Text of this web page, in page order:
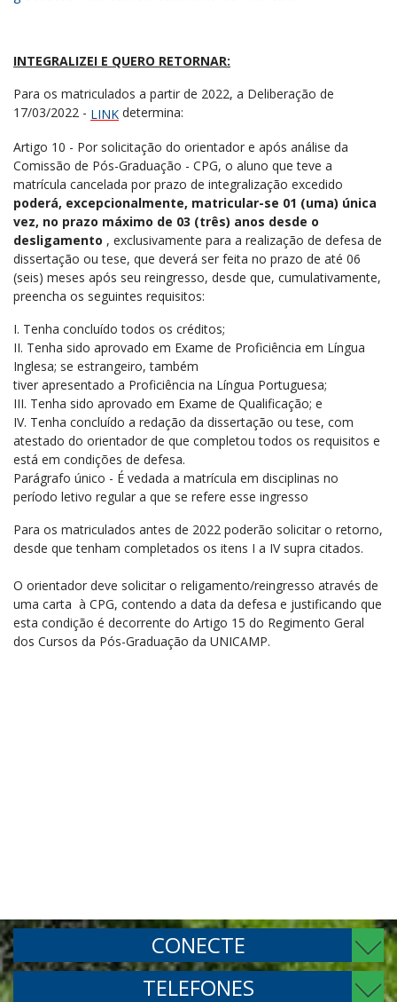
INTEGRALIZEI E QUERO RETORNAR:
Para os matriculados a partir de 2022, a Deliberação de
17/03/2022 - LINK determina:
Artigo 10 - Por solicitação do orientador e após análise da
Comissão de Pós-Graduação - CPG, o aluno que teve a
matrícula cancelada por prazo de integralização excedido
poderá, excepcionalmente, matricular-se 01 (uma) única
vez, no prazo máximo de 03 (três) anos desde o
desligamento , exclusivamente para a realização de defesa de
dissertação ou tese, que deverá ser feita no prazo de até 06
(seis) meses após seu reingresso, desde que, cumulativamente,
preencha os seguintes requisitos:
I. Tenha concluído todos os créditos;
II. Tenha sido aprovado em Exame de Proficiência em Língua
Inglesa; se estrangeiro, também
tiver apresentado a Proficiência na Língua Portuguesa;
III. Tenha sido aprovado em Exame de Qualificação; e
IV. Tenha concluído a redação da dissertação ou tese, com
atestado do orientador de que completou todos os requisitos e
está em condições de defesa.
Parágrafo único - É vedada a matrícula em disciplinas no
período letivo regular a que se refere esse ingresso
Para os matriculados antes de 2022 poderão solicitar o retorno,
desde que tenham completados os itens I a IV supra citados.
O orientador deve solicitar o religamento/reingresso através de
uma carta à CPG, contendo a data da defesa e justificando que
esta condição é decorrente do Artigo 15 do Regimento Geral
dos Cursos da Pós-Graduação da UNICAMP.
CONECTE
TELEFONES